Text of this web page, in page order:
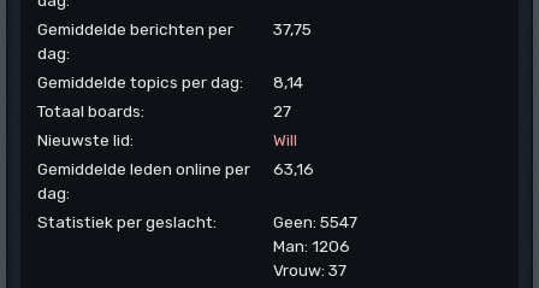
Gemiddelde berichten per
dag:
37,75
Gemiddelde topics per dag:
8,14
Totaal boards:
27
Nieuwste lid:
Will
Gemiddelde leden online per
dag:
63,16
Statistiek per geslacht:
Geen: 5547
Man: 1206
Vrouw: 37